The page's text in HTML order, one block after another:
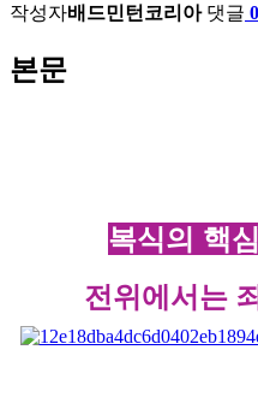
작성자배드민턴코리아 댓글
본문
복식의 핵
전위에서는